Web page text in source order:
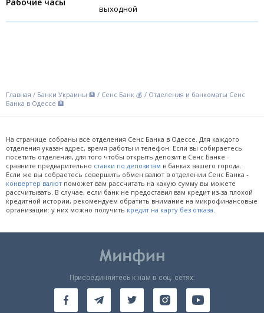
выходной
Главная / Банки Украины 🏦 / Сенс Банк 💰 / Отделения и банкоматы Сенс
Банка в Одессе 🏦
На странице собраны все отделения Сенс Банка в Одессе. Для каждого
отделения указан адрес, время работы и телефон. Если вы собираетесь
посетить отделения, для того чтобы открыть депозит в Сенс Банке -
сравните предварительно ставки по депозитам в банках вашего города.
Если же вы собраетесь совершить обмен валют в отделении Сенс Банка -
конвертер валют поможет вам рассчитать на какую сумму вы можете
рассчитывать. В случае, если банк не предоставил вам кредит из-за плохой
кредитной истории, рекомендуем обратить внимание на микрофинансовые
организации: у них можно получить кредит на карту без отказа
Присоединяйтесь к нам в соц. сетях: